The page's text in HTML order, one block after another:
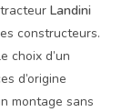
tracteurLandini
constructeurs.
choix d’un
d’origine
montage sans